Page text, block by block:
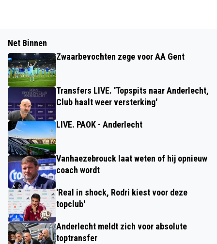
Net Binnen
Zwaarbevochten zege voor AA Gent
Transfers LIVE. 'Topspits naar Anderlecht,
Club haalt weer versterking'
LIVE. PAOK - Anderlecht
Vanhaezebrouck laat weten of hij opnieuw
coach wordt
'Real in shock, Rodri kiest voor deze
topclub'
Anderlecht meldt zich voor absolute
toptransfer